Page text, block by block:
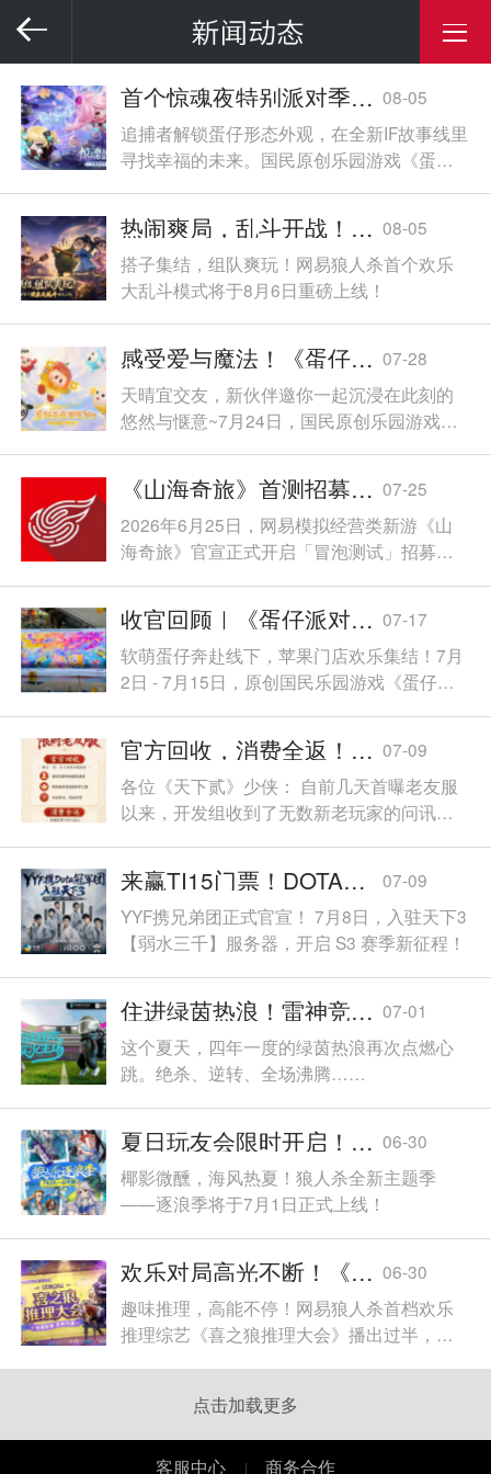
首个惊魂夜特别派对季！《蛋仔派对》“惊魂盛典季”重磅开启！ 08-05
追捕者解锁蛋仔形态外观，在全新IF故事线里
寻找幸福的未来。国民原创乐园游戏《蛋仔
热闹爽局，乱斗开战！网易狼人杀首个欢乐大乱斗模式上线 08-05
搭子集结，组队爽玩！网易狼人杀首个欢乐
大乱斗模式将于8月6日重磅上线！
感受爱与魔法！《蛋仔派对》× YOYO联动开启！ 07-28
天晴宜交友，新伙伴邀你一起沉浸在此刻的
悠然与惬意~7月24日，国民原创乐园游戏
启！超丰富的联动惊喜内容齐亮相，一段温
暖而治愈的联动之旅就此启程！《山海奇旅》首测招募：「冒泡测试」招募现已开启！点击链接参与报名>> 07-25
2026年6月25日，网易模拟经营类新游《山
海奇旅》官宣正式开启「冒泡测试」招募，
收官回顾｜《蛋仔派对》×Apple 授权专营店「超燃庆生会」线下试玩圆满落幕 07-17
软萌蛋仔奔赴线下，苹果门店欢乐集结！7月
2日 - 7月15日，原创国民乐园游戏《蛋仔派
庆生会」主题线下试玩活动，全国门店同步
开启预约体验，蛋仔们不仅能抢先试玩蛋仔
超燃玩法全新内容，还能领取限定游戏礼
包、蛋仔光栅卡周边。
官方回收，消费全返！《天下贰》老友服预约开启！ 07-09
各位《天下贰》少侠： 自前几天首曝老友服
以来，开发组收到了无数新老玩家的问讯，
同时开发组近期将计划以高频的解读文章、
策划直播来直面大家的问题，感谢各位少侠
的支持。 推出官方回收和消费全返机制 让老
友无负担回归和撤离 老友服角色官方回收 针
无负担撤离的机制，让更多玩家可以将养成
和消费进度寄存在账号体系内，供下一次回
归使用。
来赢TI15门票！DOTA冠军YYF空降天下3弱水三千，7月8日不见不散！
07-09
YYF携兄弟团正式官宣！ 7月8日，入驻天下3
【弱水三千】服务器，开启 S3 赛季新征程！
住进绿茵热浪！雷神竞界电竞酒店X《实况足球》邀您住进实况主场！ 07-01
这个夏天，四年一度的绿茵热浪再次点燃心
跳。绝杀、逆转、全场沸腾……
夏日玩友会限时开启！跑跑狼人杀全新地图浪浪岛重磅登场 06-30
椰影微醺，海风热夏！狼人杀全新主题季
——逐浪季将于7月1日正式上线！
欢乐对局高光不断！《喜之狼推理大会》上半程名场面回顾 06-30
趣味推理，高能不停！网易狼人杀首档欢乐
推理综艺《喜之狼推理大会》播出过半，多
点击加载更多
客服中心 | 商务合作